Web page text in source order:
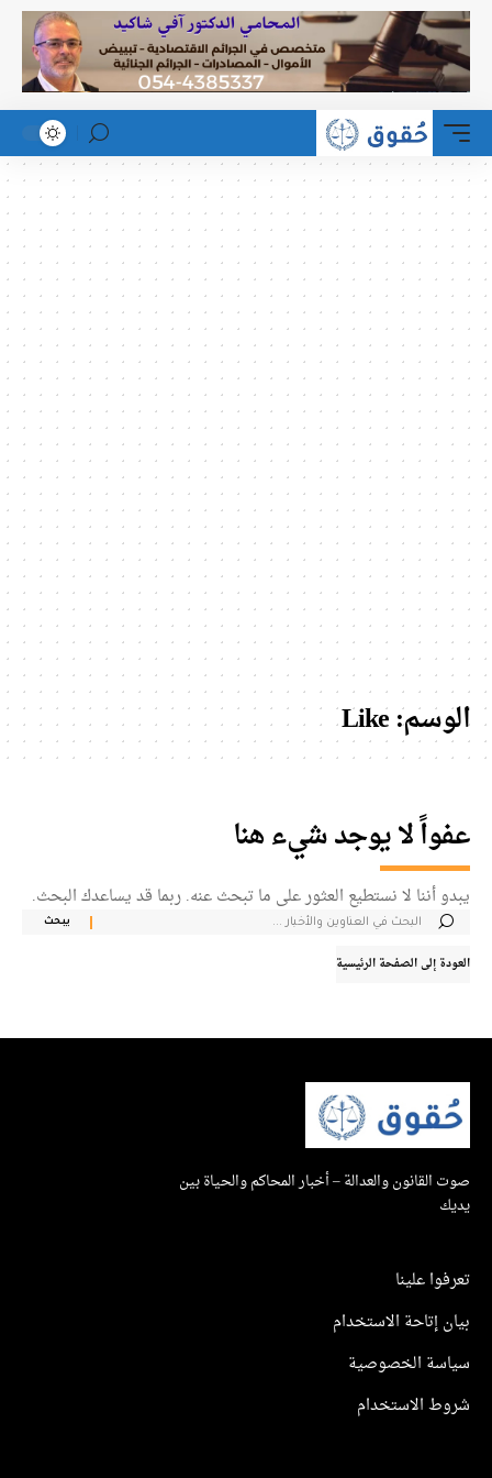
الوسم:Like
عفواً لا يوجد شيء هنا
يبدو أننا لا نستطيع العثور على ما تبحث عنه. ربما قد يساعدك البحث.
بحث
عن:
العودة إلى الصفحة الرئيسية
صوت القانون والعدالة – أخبار المحاكم والحياة بين
يديك
تعرفوا علينا
بيان إتاحة الاستخدام
سياسة الخصوصية
شروط الاستخدام